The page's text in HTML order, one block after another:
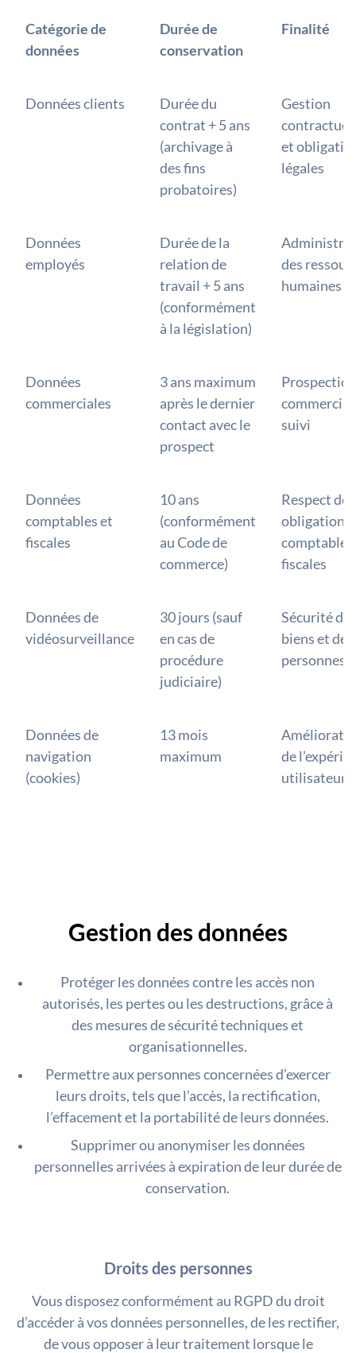
Catégorie de
données
Durée de
conservation
Finalité
Données clients
Durée du
contrat + 5 ans
(archivage à
des fins
probatoires)
Gestion
et
légales
Données
employés
Durée de la
relation de
travail + 5 ans
(conformément
à la législation)
des
humaines
Données
commerciales
3 ans maximum
après le dernier
contact avec le
prospect
Prospection
suivi
Données
comptables et
fiscales
10 ans
(conformément
au Code de
commerce)
Respect des
obligations
fiscales
Données de
vidéosurveillance
30 jours (sauf
en cas de
procédure
judiciaire)
Sécurité des
biens et des
personnes
Données de
navigation
(cookies)
13 mois
maximum
de
utilisateur
Gestion des données
Protéger les données contre les accès non
autorisés, les pertes ou les destructions, grâce à
des mesures de sécurité techniques et
organisationnelles.
Permettre aux personnes concernées d’exercer
leurs droits, tels que l’accès, la rectification,
l’effacement et la portabilité de leurs données.
Supprimer ou anonymiser les données
personnelles arrivées à expiration de leur durée de
conservation.
Droits des personnes
Vous disposez conformément au RGPD du droit
d’accéder à vos données personnelles, de les rectifier,
de vous opposer à leur traitement lorsque le